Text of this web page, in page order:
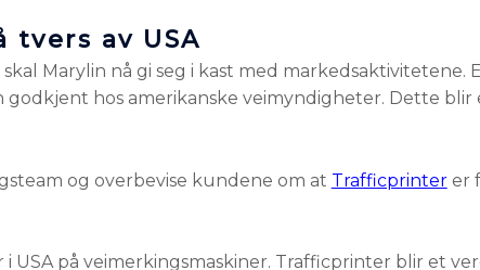
av USA
Marylin nå gi seg i kast med markedsaktivitetene.
hos amerikanske veimyndigheter. Dette blir
og overbevise kundene om at Trafficprinterer
i USA på veimerkingsmaskiner. Trafficprinter blir et